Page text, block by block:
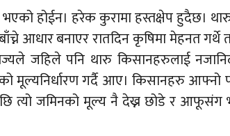
भएको होईन। हरेक कुरामा हस्तक्षेप हुदैछ।
आधार बनाएर रातदिन कृषिमा मेहनत
जहिले पनि थारु किसानहरुलाई
गर्दै आए। किसानहरु आफ्नो
त्यो जमिनको मूल्य नै देख्न छोडे र आफूसंग